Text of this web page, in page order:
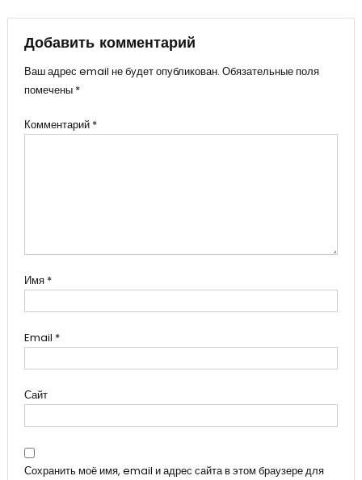
записям
Добавить комментарий
Ваш адрес email не будет опубликован. Обязательные поля
помечены *
Комментарий *
Имя *
Email *
Сайт
Сохранить моё имя, email и адрес сайта в этом браузере для